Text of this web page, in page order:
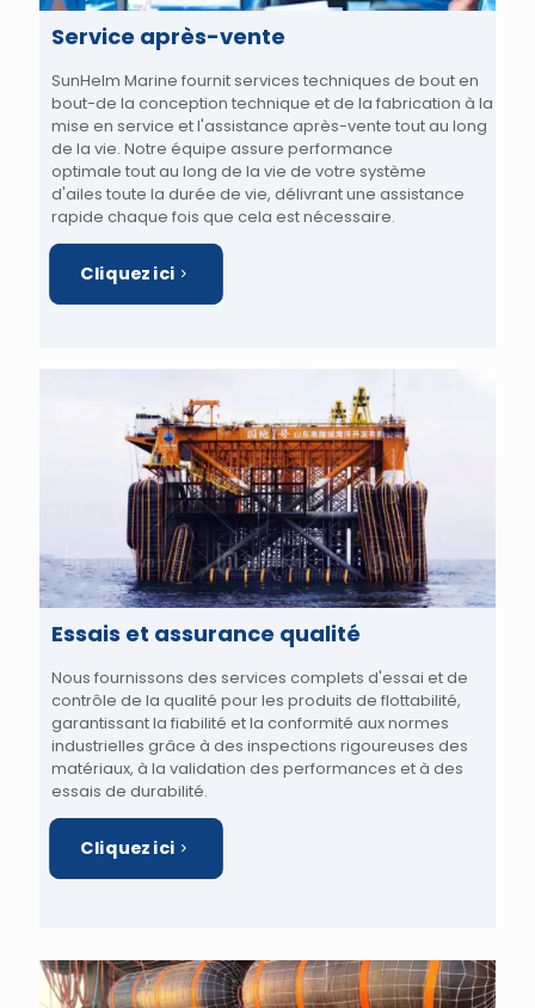
Service après-vente
SunHelm Marine fournit services techniques de bout en
bout-de la conception technique et de la fabrication à la
mise en service et l'assistance après-vente tout au long
de la vie. Notre équipe assure performance
optimale tout au long de la vie de votre système
d'ailes toute la durée de vie, délivrantune assistance
rapide chaque fois que cela est nécessaire.
Cliquez ici
Essais et assurance qualité
Nous fournissons des services complets d'essai et de
contrôle de la qualité pour les produits de flottabilité,
garantissant la fiabilité et la conformité aux normes
industrielles grâce à des inspections rigoureuses des
matériaux, à la validation des performances et à des
essais de durabilité.
Cliquez ici